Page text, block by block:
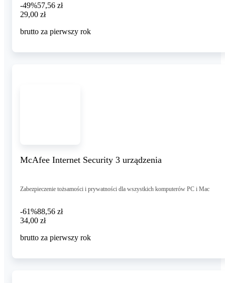
-49%57,56 zł
29,00 zł
29,00 zł
brutto za pierwszy rok
McAfee Internet Security 3 urządzenia
Zabezpieczenie tożsamości i prywatności dla wszystkich komputerów PC i Mac
-61%88,56 zł
34,00 zł
34,00 zł
brutto za pierwszy rok